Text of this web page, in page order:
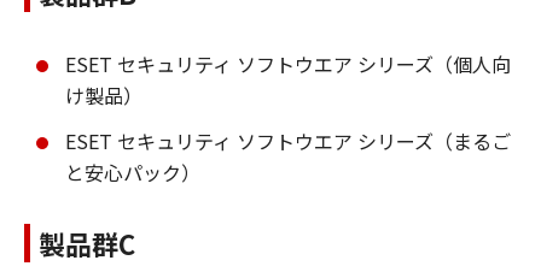
ESET セキュリティ ソフトウエア シリーズ（個人向
け製品）
ESET セキュリティ ソフトウエア シリーズ（まるご
と安心パック）
製品群C